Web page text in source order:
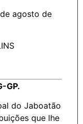
agosto de
GP.
do Jaboatão
que lhe